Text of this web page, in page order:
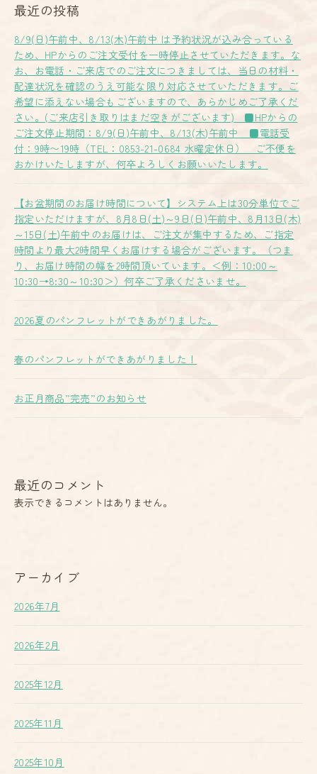
最近の投稿
8/9(日)午前中、8/13(木)午前中 は予約状況が込み合っている
ため、HPからのご注文受付を一時停止させていただきます。な
お、お電話・ご来店でのご注文につきましては、当日の材料・
配達状況を確認のうえ可能な限り対応させていただきます。ご
希望に添えない場合もございますので、あらかじめご了承くだ
さい。(ご来店引き取りはまだ空きがございます) ■HPからの
ご注文停止期間：8/9(日)午前中、8/13(木)午前中 ■電話受
付：9時〜19時（TEL：0853-21-0684 水曜定休日） ご不便を
おかけいたしますが、何卒よろしくお願いいたします。
【お盆期間のお届け時間について】システム上は30分単位でご
指定いただけますが、8月8日(土)～9日(日)午前中、8月13日(木)
～15日(土)午前中のお届けは、ご注文が集中するため、ご指定
時間より最大2時間早くお届けする場合がございます。（つま
り、お届け時間の幅を2時間頂いています。＜例：10:00～
10:30→8:30～10:30＞）何卒ご了承くださいませ。
2026夏のパンフレットができあがりました。
春のパンフレットができあがりました！
お正月商品”完売”のお知らせ
最近のコメント
表示できるコメントはありません。
アーカイブ
2026年7月
2026年2月
2025年12月
2025年11月
2025年10月